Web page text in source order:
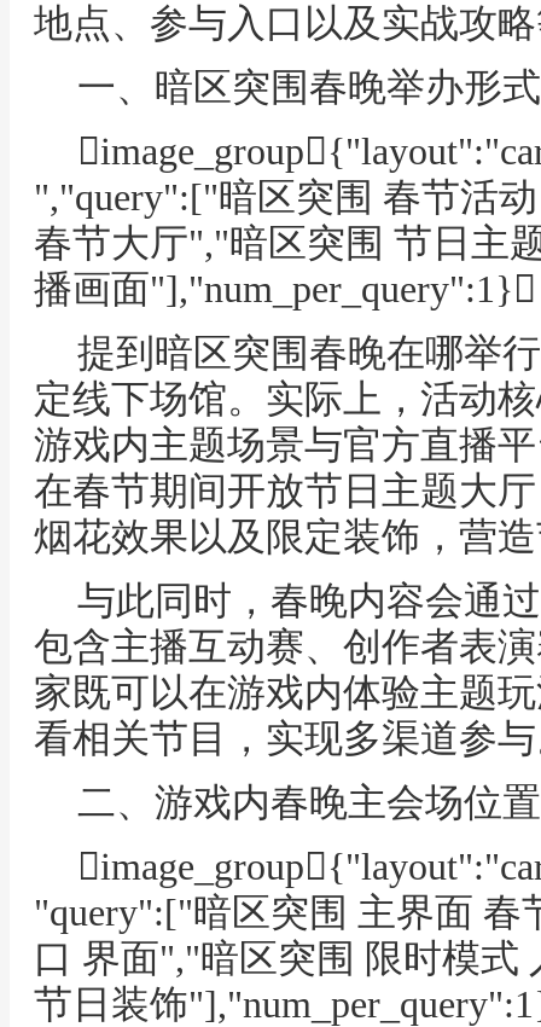
地点、参与入口以及实战攻
一、暗区突围春晚举办形
","query":["暗区突围 春节活
春节大厅","暗区突围 节日主
播画面"],"num_per_query":1}
提到暗区突围春晚在哪举
定线下场馆。实际上，活动
游戏内主题场景与官方直播
在春节期间开放节日主题大
烟花效果以及限定装饰，营
与此同时，春晚内容会通
包含主播互动赛、创作者表
家既可以在游戏内体验主题
看相关节目，实现多渠道参
二、游戏内春晚主会场位
"query":["暗区突围 主界面
口 界面","暗区突围 限时模式
节日装饰